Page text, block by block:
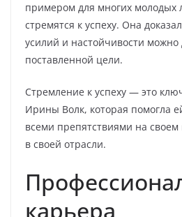
примером для многих молодых
стремятся к успеху. Она
усилий и настойчивости
поставленной цели.
Стремление к успеху — это
Ирины Волк, которая помогла
всеми препятствиями на своем
в своей отрасли.
карьера